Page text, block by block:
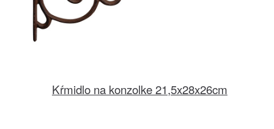
Kŕmidlo na konzolke 21,5x28x26cm